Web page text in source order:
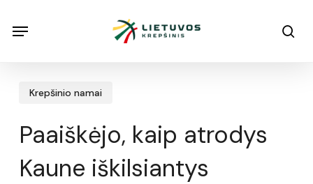
Menu
Krepšinio namai
Paaiškėjo, kaip atrodys
Kaune iškilsiantys